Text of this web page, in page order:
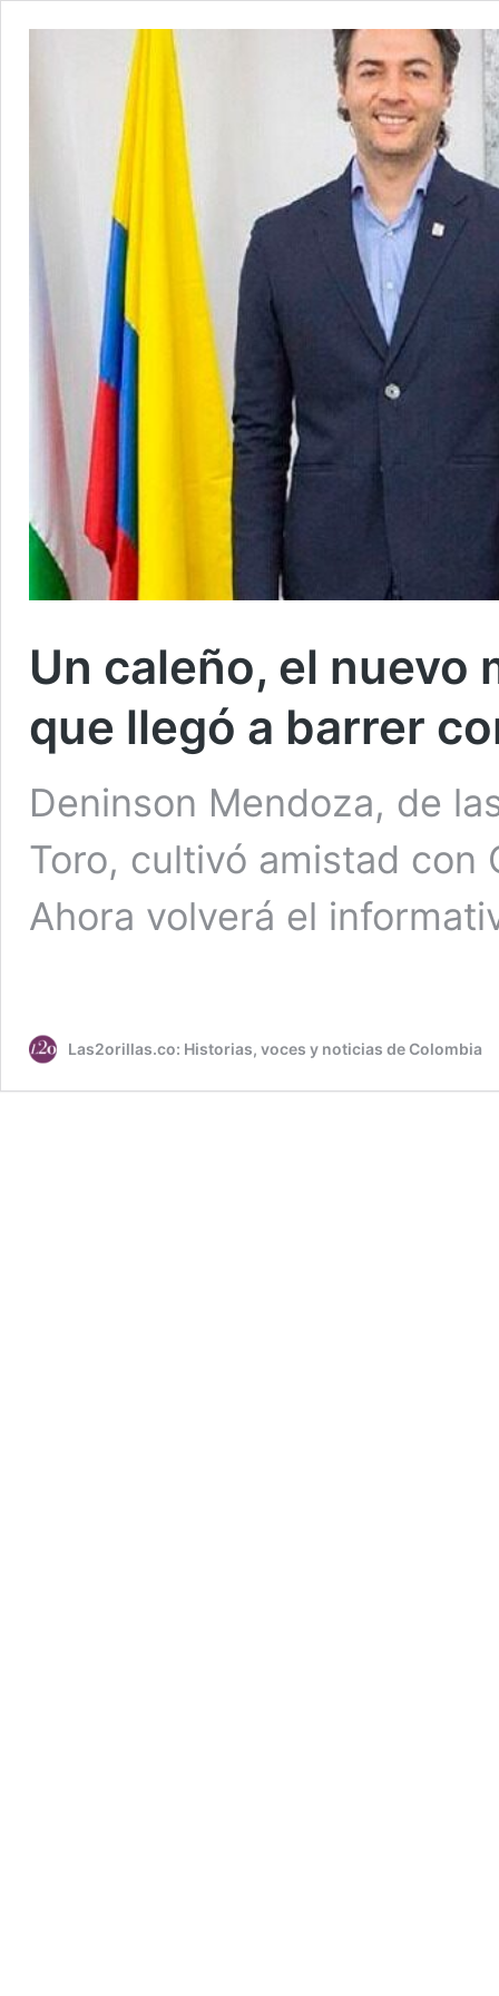
Un caleño, el nuevo
que llegó a barrer
Deninson Mendoza, de
Toro, cultivó amistad con
Ahora volverá el
Las2orillas.co: Historias, voces y noticias de Colombia